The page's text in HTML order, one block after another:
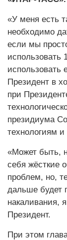
«У меня есть
необходимо
если мы
использовать
использовать
Президент в
при
президиума
технологиям
«Может быть,
себя жёсткие
проблем, но,
дальше будет
накаливания,
Президент.
При этом